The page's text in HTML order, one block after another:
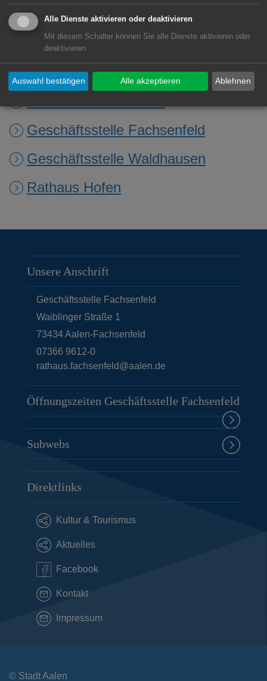
Bezirksamt Unterkochen
Bezirksamt Wasseralfingen
Geschäftsstelle Dewangen
Geschäftsstelle Fachsenfeld
Geschäftsstelle Waldhausen
Rathaus Hofen
Unsere Anschrift
Geschäftsstelle Fachsenfeld
Waiblinger Straße 1
73434Aalen-Fachsenfeld
07366 9612-0
rathaus.fachsenfeld@aalen.de
Öffnungszeiten Geschäftsstelle Fachsenfeld
Subwebs
Direktlinks
Kultur & Tourismus
Aktuelles
Facebook
Kontakt
Impressum
© Stadt Aalen
Alle Dienste aktivieren oder deaktivieren
Mit diesem Schalter können Sie alle Dienste aktivieren oder
deaktivieren.
Ablehnen
Auswahl bestätigen Alle akzeptieren